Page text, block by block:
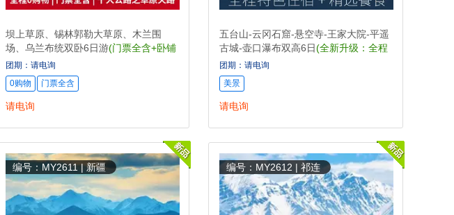
坝上草原、锡林郭勒大草原、木兰围
场、乌兰布统双卧6日游(门票全含+卧铺
往返+全程0购物)
团期：请电询
0购物
门票全含
请电询
五台山-云冈石窟-悬空寺-王家大院-平遥
古城-壶口瀑布双高6日(全新升级：全程
入住舒适型酒店、平遥升级一晚待评四
星民俗客栈！)
团期：请电询
美景
请电询
编号：MY2611 | 新疆 编号：MY2612 | 祁连